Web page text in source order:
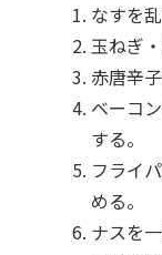
なすを
玉ねぎ
赤唐辛
ベーコ
する。
フライ
める。
ナスを